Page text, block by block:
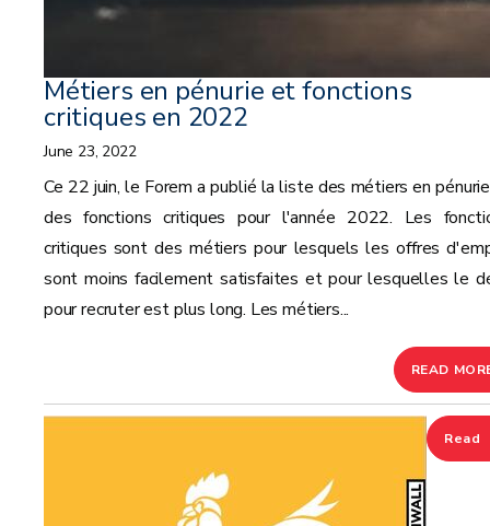
Métiers en pénurie et fonctions
critiques en 2022
June 23, 2022
Ce 22 juin, le Forem a publié la liste des métiers en
des fonctions critiques pour l'année 2022. Les
critiques sont des métiers pour lesquels les offres
sont moins facilement satisfaites et pour lesquelles le
pour recruter est plus long. Les métiers...
READ
Read